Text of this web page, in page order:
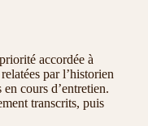
accordée à
par l’historien
cours d’entretien.
transcrits, puis